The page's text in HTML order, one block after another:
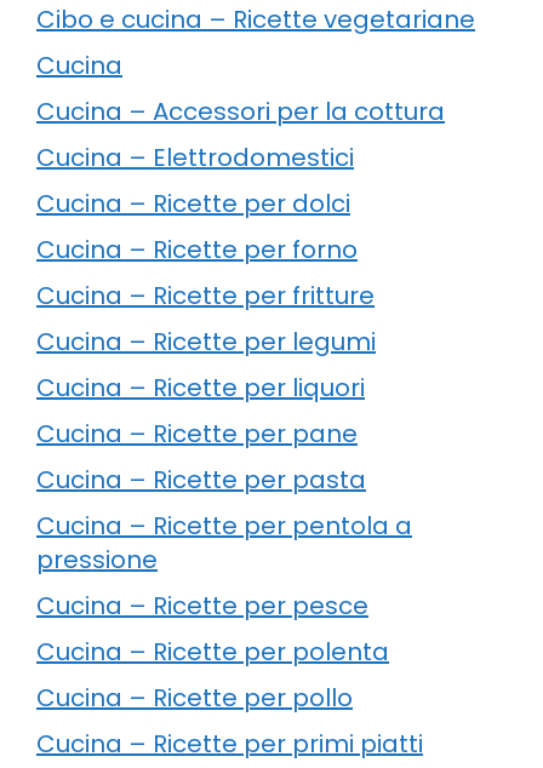
Cibo e cucina – Ricette vegetariane
Cucina
Cucina – Accessori per la cottura
Cucina – Elettrodomestici
Cucina – Ricette per dolci
Cucina – Ricette per forno
Cucina – Ricette per fritture
Cucina – Ricette per legumi
Cucina – Ricette per liquori
Cucina – Ricette per pane
Cucina – Ricette per pasta
Cucina – Ricette per pentola a
pressione
Cucina – Ricette per pesce
Cucina – Ricette per polenta
Cucina – Ricette per pollo
Cucina – Ricette per primi piatti